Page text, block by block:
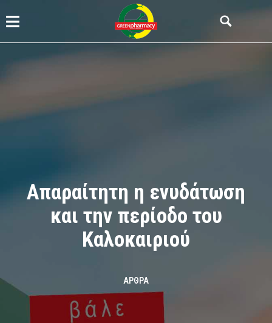
Απαραίτητη η ενυδάτωση
και την περίοδο του
Καλοκαιριού
ΆΡΘΡΑ